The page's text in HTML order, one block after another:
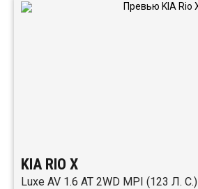
KIA RIO X
Luxe AV 1.6 АТ 2WD MPI (123 Л. C.)